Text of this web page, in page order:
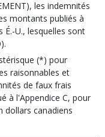
les indemnités
montants publiés à
É.-U., lesquelles sont
(*) pour
raisonnables et
de faux frais
à l'Appendice C, pour
dollars canadiens